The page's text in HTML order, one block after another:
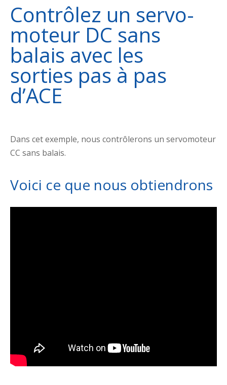
Contrôlez un servo-
moteur DC sans
balais avec les
sorties pas à pas
d’ACE
Dans cet exemple, nous contrôlerons un servomoteur
CC sans balais.
Voici ce que nous obtiendrons